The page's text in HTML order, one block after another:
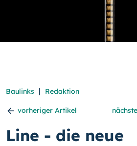
Baulinks | Redaktion
vorheriger Artikel
Line - die neue